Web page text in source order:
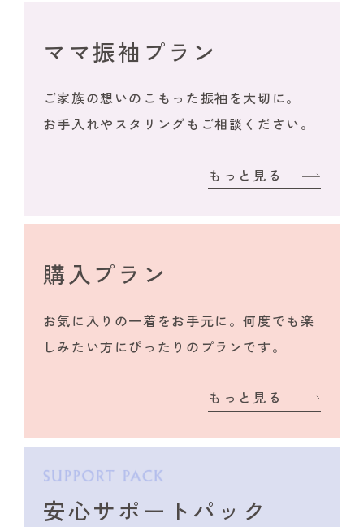
ママ振袖プラン
ご家族の想いのこもった振袖を大切に。
お手入れやスタリングもご相談ください。
もっと見る
購入プラン
お気に入りの一着をお手元に。何度でも楽
しみたい方にぴったりのプランです。
もっと見る
安心サポートパック